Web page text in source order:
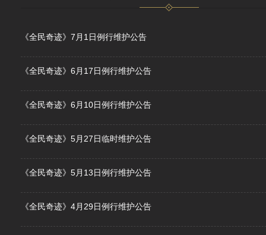
《全民奇迹》7月1日例行维护公告
《全民奇迹》6月17日例行维护公告
《全民奇迹》6月10日例行维护公告
《全民奇迹》5月27日临时维护公告
《全民奇迹》5月13日例行维护公告
《全民奇迹》4月29日例行维护公告